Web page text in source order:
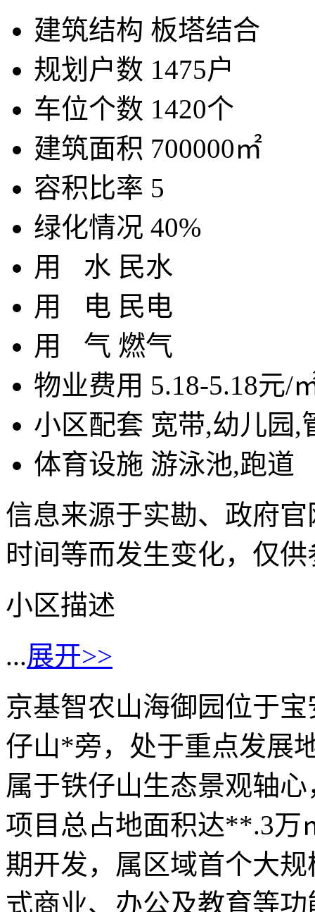
建筑结构 板塔结合
规划户数 1475户
车位个数 1420个
建筑面积 700000㎡
容积比率 5
绿化情况 40%
用 水 民水
用
电 民电
用 气 燃气
物业费用 5.18-5.18元/
小区配套 宽带,幼儿园,
体育设施 游泳池,跑道
信息来源于实勘、政府
时间等而发生变化，仅
小区描述
...展开>>
京基智农山海御园位于
仔山*旁，处于重点发展
属于铁仔山生态景观轴
项目总占地面积达**.3万
期开发，属区域首个大
式商业、办公及教育等